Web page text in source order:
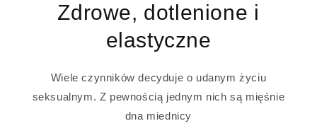
Zdrowe, dotlenione i
elastyczne
Wiele czynników decyduje o udanym życiu
seksualnym. Z pewnością jednym nich są mięśnie
dna miednicy